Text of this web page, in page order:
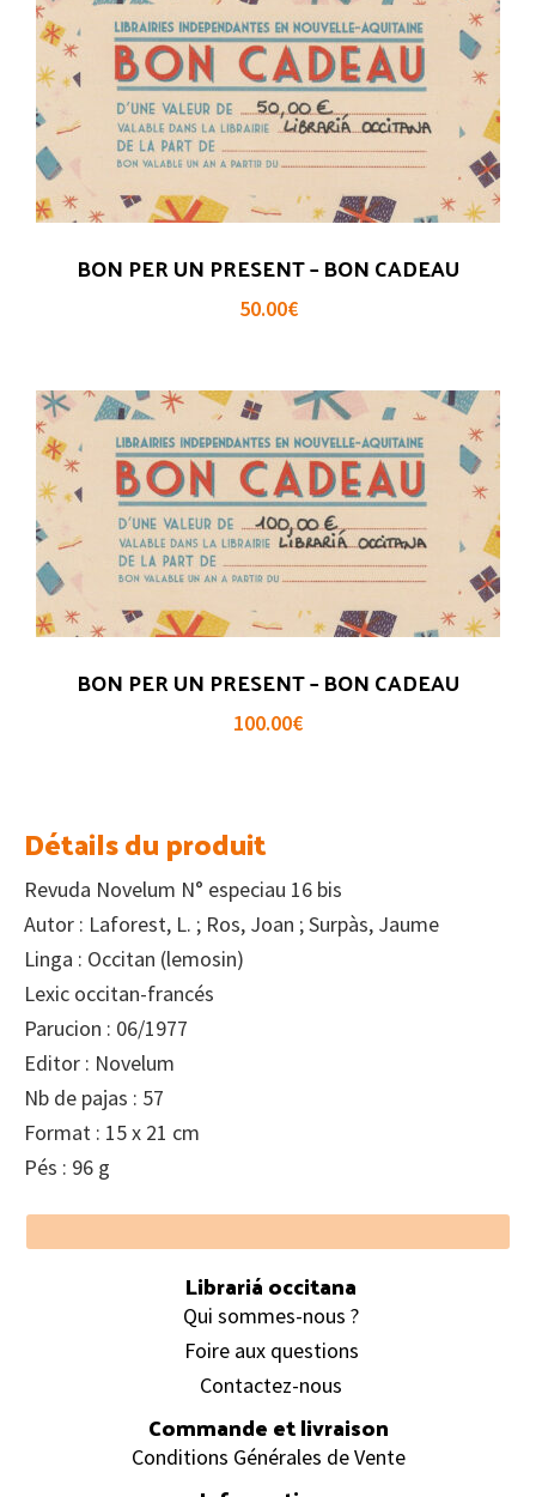
BON PER UN PRESENT – BON CADEAU
50.00€
BON PER UN PRESENT – BON CADEAU
100.00€
Détails du produit
Revuda Novelum N° especiau 16 bis
Autor : Laforest, L. ; Ros, Joan ; Surpàs, Jaume
Linga : Occitan (lemosin)
Lexic occitan-francés
Parucion : 06/1977
Editor : Novelum
Nb de pajas : 57
Format : 15 x 21 cm
Pés : 96 g
Footer
Librariá occitana
Qui sommes-nous ?
Foire aux questions
Contactez-nous
Commande et livraison
Conditions Générales de Vente